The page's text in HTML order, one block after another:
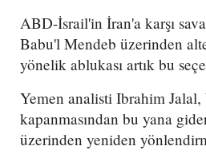
ABD-İsrail'in İran'a karşı
Babu'l Mendeb üzerinden
yönelik ablukası artık bu
Yemen analisti Ibrahim Jalal,
kapanmasından bu yana
üzerinden yeniden